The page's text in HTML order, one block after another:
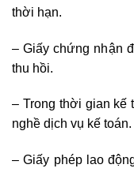
thời hạn.
– Giấy chứng nhận
thu hồi.
– Trong thời gian kế
nghề dịch vụ kế toán.
– Giấy phép lao